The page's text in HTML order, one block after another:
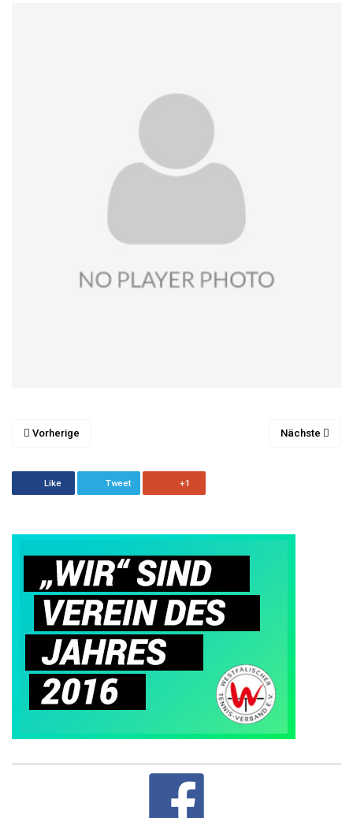
Vorherige Nächste
Like Tweet +1